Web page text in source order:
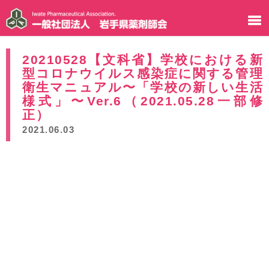
20210528【文科省】学校における新
型コロナウイルス感染症に関する管理
衛生マニュアル〜「学校の新しい生活
様式」〜Ver.6（2021.05.28一部修
正）
2021.06.03